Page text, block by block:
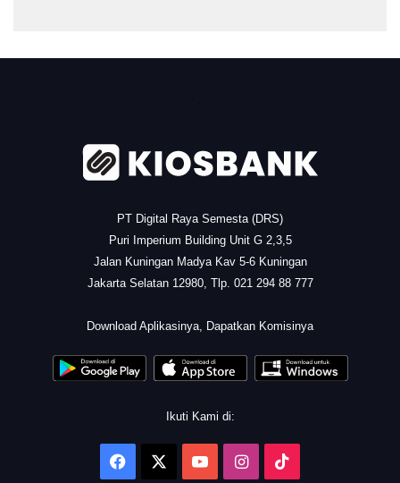
PT Digital Raya Semesta (DRS)
Puri Imperium Building Unit G 2,3,5
Jalan Kuningan Madya Kav 5-6 Kuningan
Jakarta Selatan 12980, Tlp. 021 294 88 777
Download Aplikasinya, Dapatkan Komisinya
Ikuti Kami di:
Facebook YouTubeInstagram